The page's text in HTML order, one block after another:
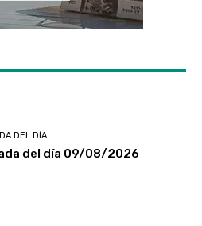
DEL DÍA
del día 09/08/2026